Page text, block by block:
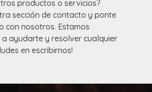
productos o servicios?
sección de contacto y ponte
con nosotros. Estamos
ayudarte y resolver cualquier
en escribirnos!